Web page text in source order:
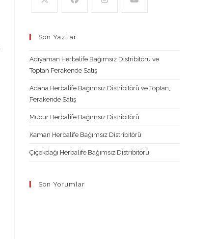
a
new
tab
new
tab
new
tab
new
Son Yazılar
Adıyaman Herbalife Bağımsız Distribitörü ve
Toptan Perakende Satış
Adana Herbalife Bağımsız Distribitörü ve Toptan,
Perakende Satış
Mucur Herbalife Bağımsız Distribitörü
Kaman Herbalife Bağımsız Distribitörü
Çiçekdağı Herbalife Bağımsız Distribitörü
Son Yorumlar